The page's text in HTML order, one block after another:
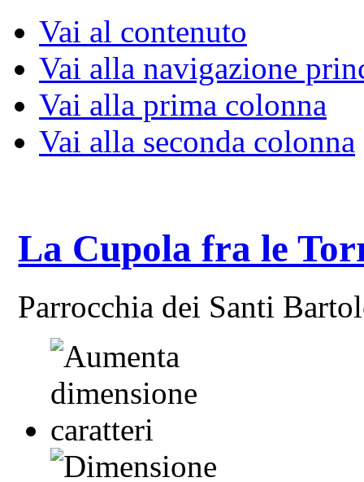
Vai al contenuto
Vai alla navigazione
Vai alla prima colonna
Vai alla seconda colonna
La Cupola fra le
Parrocchia dei Santi